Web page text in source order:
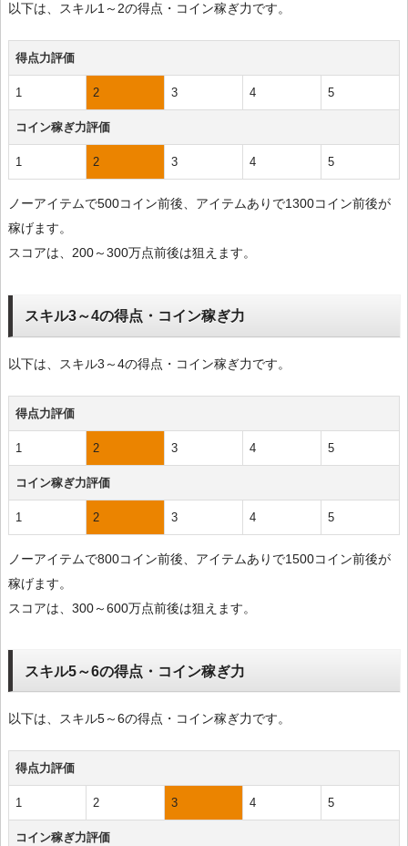
以下は、スキル1～2の得点・コイン稼ぎ力です。
得点力評価
1 2 3 4 5
コイン稼ぎ力評価
1 2 3 4 5
ノーアイテムで500コイン前後、アイテムありで1300コイン前後が
稼げます。
スコアは、200～300万点前後は狙えます。
スキル3～4の得点・コイン稼ぎ力
以下は、スキル3～4の得点・コイン稼ぎ力です。
得点力評価
1 2 3 4 5
コイン稼ぎ力評価
1 2 3 4 5
ノーアイテムで800コイン前後、アイテムありで1500コイン前後が
稼げます。
スコアは、300～600万点前後は狙えます。
スキル5～6の得点・コイン稼ぎ力
以下は、スキル5～6の得点・コイン稼ぎ力です。
得点力評価
1 2 3 4 5
コイン稼ぎ力評価